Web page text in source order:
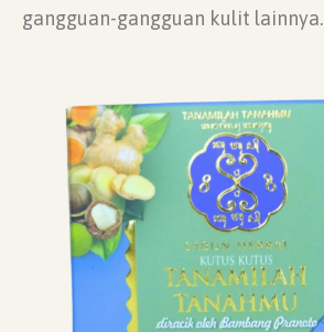
gangguan-gangguan kulit lainnya.